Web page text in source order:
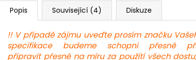
Popis Související (4) Diskuze
!! V případě zájmu uveďte prosím značku
specifikace budeme schopni přesně
připravit přesně na míru za použití všech